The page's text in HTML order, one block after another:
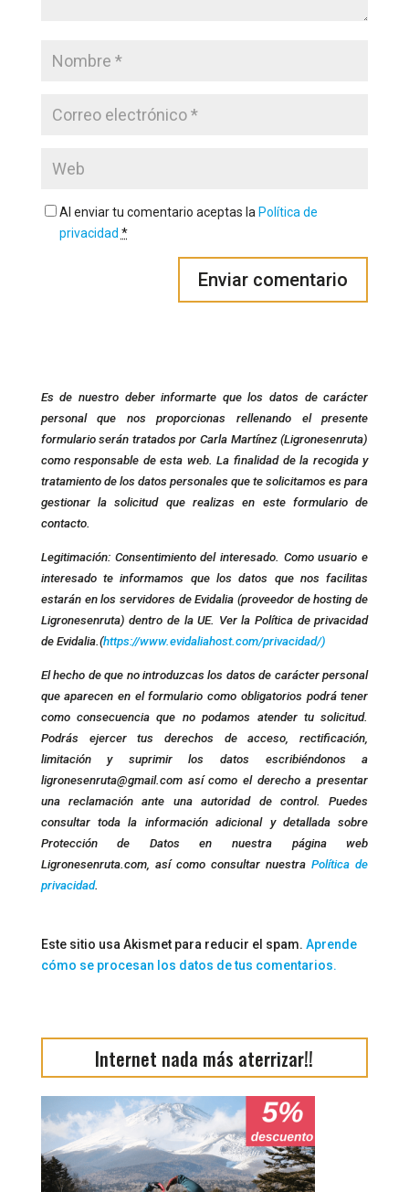
Al enviar tu comentario aceptas la Política de
privacidad *
Es de nuestro deber informarte que los datos de carácter
personal que nos proporcionas rellenando el presente
formulario serán tratados por Carla Martínez (Ligronesenruta)
como responsable de esta web. La finalidad de la recogida y
tratamiento de los datos personales que te solicitamos es para
gestionar la solicitud que realizas en este formulario de
contacto.
Legitimación: Consentimiento del interesado. Como usuario e
interesado te informamos que los datos que nos facilitas
estarán en los servidores de Evidalia (proveedor de hosting de
Ligronesenruta) dentro de la UE. Ver la Política de privacidad
de Evidalia.(https://www.evidaliahost.com/privacidad/)
El hecho de que no introduzcas los datos de carácter personal
que aparecen en el formulario como obligatorios podrá tener
como consecuencia que no podamos atender tu solicitud.
Podrás ejercer tus derechos de acceso, rectificación,
limitación y suprimir los datos escribiéndonos a
ligronesenruta@gmail.com así como el derecho a presentar
una reclamación ante una autoridad de control. Puedes
consultar toda la información adicional y detallada sobre
Protección de Datos en nuestra página web
Ligronesenruta.com, así como consultar nuestraPolítica de
privacidad.
Este sitio usa Akismet para reducir el spam. Aprende
cómo se procesan los datos de tus comentarios.
Internet nada más aterrizar!!